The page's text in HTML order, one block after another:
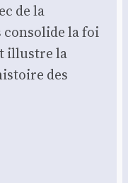
de la
consolide la foi
illustre la
des